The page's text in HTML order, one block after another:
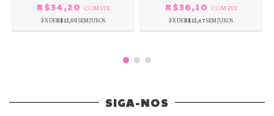
R$34,20 COMPIX
3X DER$12,00SEM JUROS
R$36,10 COMPIX
3X DER$12,67SEM JUROS
SIGA-NOS